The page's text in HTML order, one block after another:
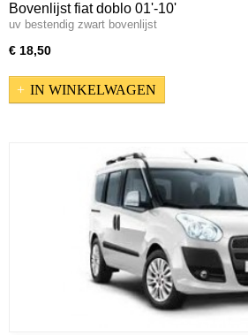
Bovenlijst fiat doblo 01'-10'
uv bestendig zwart bovenlijst
€ 18,50
IN WINKELWAGEN